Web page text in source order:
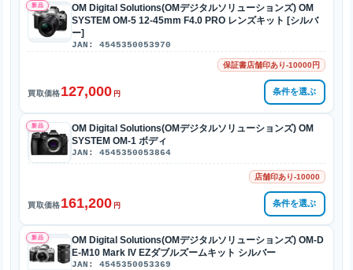
新品
OM Digital Solutions(OMデジタルソリューションズ) OM
SYSTEM OM-5 12-45mm F4.0 PRO レンズキット [シルバ
ー]
JAN: 4545350053970
保証書店舗印あり-10000円
買取価格127,000 円 条件を選ぶ
新品
OM Digital Solutions(OMデジタルソリューションズ) OM
SYSTEM OM-1 ボディ
JAN: 4545350053864
店舗印あり-10000
買取価格161,200 円 条件を選ぶ
新品
OM Digital Solutions(OMデジタルソリューションズ) OM-D
E-M10 Mark IV EZダブルズームキット シルバー
JAN: 4545350053369